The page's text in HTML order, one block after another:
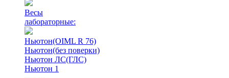
Весы
лабораторные:
Ньютон(OIML R 76)
Ньютон(без поверки)
Ньютон ЛС(ГЛС)
Ньютон 1